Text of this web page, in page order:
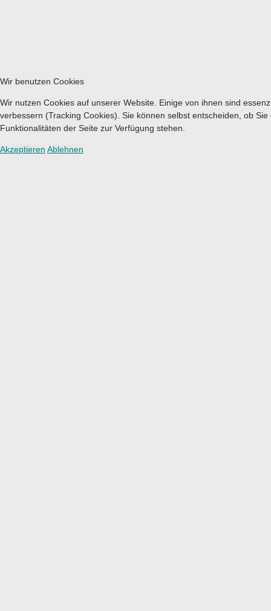
Wir benutzen Cookies
Wir nutzen Cookies auf unserer Website. Einige von ihnen sind
verbessern (Tracking Cookies). Sie können selbst entscheiden, ob
Funktionalitäten der Seite zur Verfügung stehen.
Akzeptieren Ablehnen